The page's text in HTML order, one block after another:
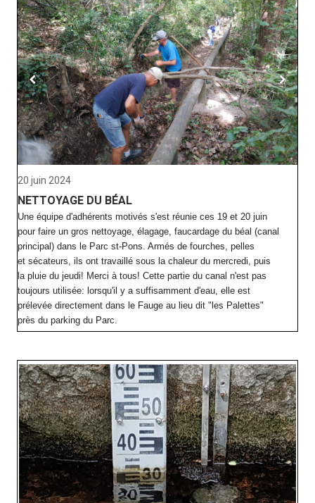
20 juin 2024
NETTOYAGE DU BÉAL
Une équipe d'adhérents motivés s'est réunie ces 19 et 20 juin
pour faire un gros nettoyage, élagage, faucardage du béal (canal
principal) dans le Parc st-Pons. Armés de fourches, pelles
et sécateurs, ils ont travaillé sous la chaleur du mercredi, puis
la pluie du jeudi! Merci à tous! Cette partie du canal n'est pas
toujours utilisée: lorsqu'il y a suffisamment d'eau, elle est
prélevée directement dans le Fauge au lieu dit "les Palettes"
près du parking du Parc.